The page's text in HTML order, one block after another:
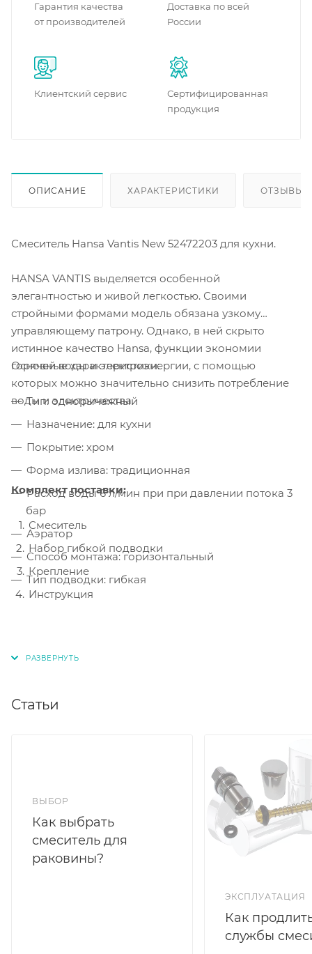
Гарантия качества
от производителей
Доставка по всей
России
Клиентский сервис
Сертифицированная
продукция
ОПИСАНИЕ ХАРАКТЕРИСТИКИ ОТЗЫВЫ
Смеситель Hansa Vantis New 52472203 для кухни.
HANSA VANTIS выделяется особенной
элегантностью и живой легкостью. Своими
стройными формами модель обязана узкому
управляющему патрону. Однако, в ней скрыто
истинное качество Hansa, функции экономии
горячей воды и электроэнергии, с помощью
которых можно значительно снизить потребление
воды и электричества.
Основные характеристики:
Тип: однорычажный
Назначение: для кухни
Покрытие: хром
Форма излива: традиционная
Расход воды 6 л/мин при при давлении потока 3
бар
Аэратор
Способ монтажа: горизонтальный
Тип подводки: гибкая
Комплект поставки:
Смеситель
Набор гибкой подводки
Крепление
Инструкция
Статьи
ВЫБОР
Как выбрать
смеситель для
раковины?
ЭКСПЛУАТАЦИЯ
Как
службы